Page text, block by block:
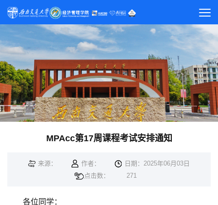
MPAcc第17周课程考试安排通知
来源： 作者：
日期：2025年06月03日
点击数：
271
各位同学：